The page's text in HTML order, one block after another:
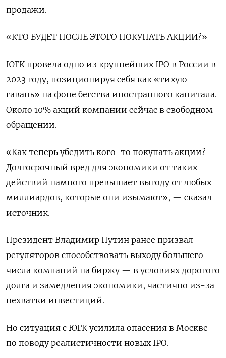
продажи.
«КТО БУДЕТ ПОСЛЕ ЭТОГО ПОКУПАТЬ АКЦИИ?»
ЮГК провела одно из крупнейших IPO в России в
2023 году, позиционируя себя как «тихую
гавань» на фоне бегства иностранного капитала.
Около 10% акций компании сейчас в свободном
обращении.
«Как теперь убедить кого-то покупать акции?
Долгосрочный вред для экономики от таких
действий намного превышает выгоду от любых
миллиардов, которые они изымают», — сказал
источник.
Президент Владимир Путин ранее призвал
регуляторов способствовать выходу большего
числа компаний на биржу — в условиях дорогого
долга и замедления экономики, частично из-за
нехватки инвестиций.
Но ситуация с ЮГК усилила опасения в Москве
по поводу реалистичности новых IPO.